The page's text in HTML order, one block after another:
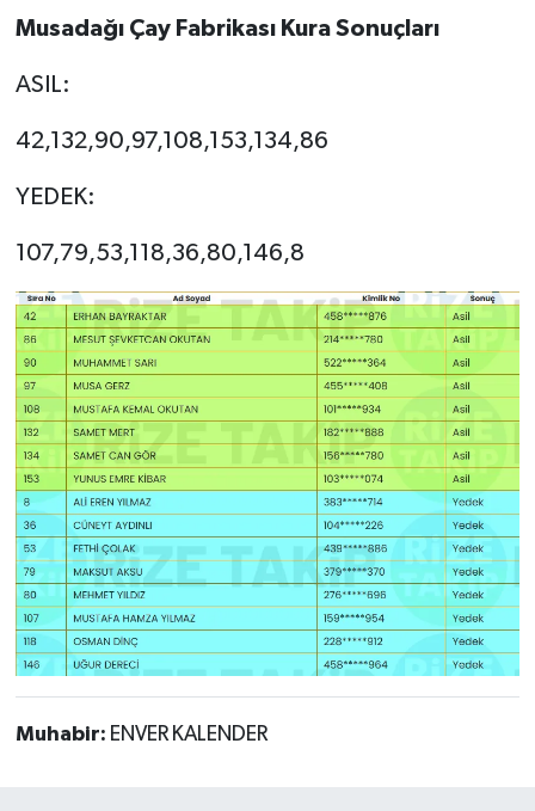
Musadağı Çay Fabrikası Kura Sonuçları
ASIL:
42,132,90,97,108,153,134,86
YEDEK:
107,79,53,118,36,80,146,8
Muhabir: ENVER KALENDER